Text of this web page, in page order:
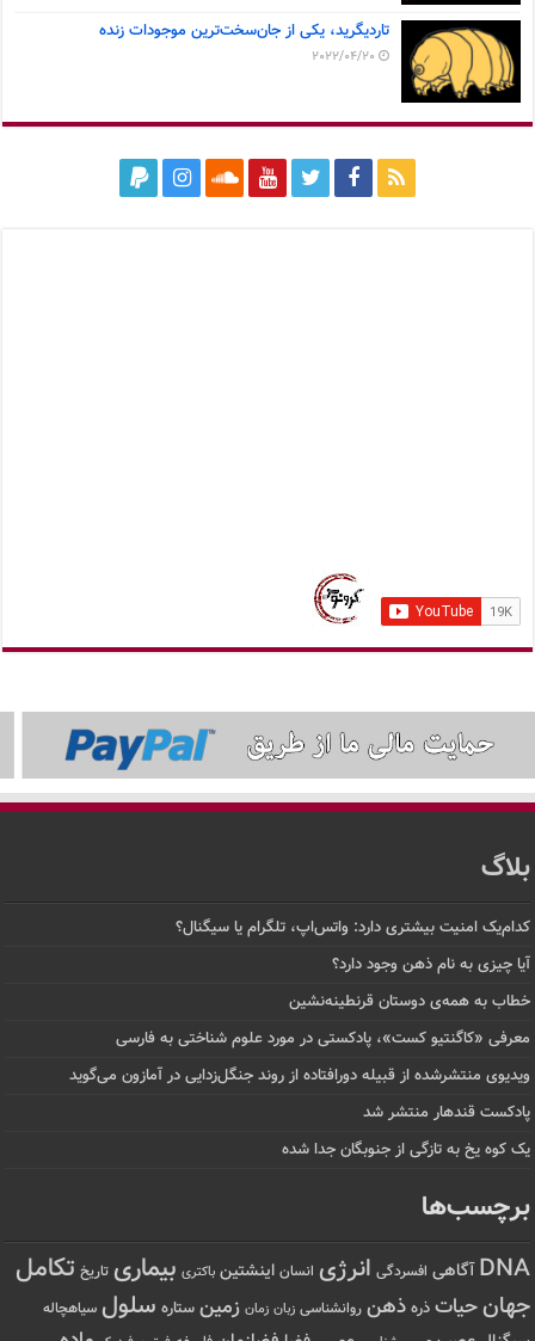
تاردیگرید، یکی از جان‌سخت‌ترین موجودات زنده
2022/04/20
بلاگ
کدام‌یک امنیت بیشتری دارد: واتس‌اپ، تلگرام یا سیگنال؟
آیا چیزی به نام ذهن وجود دارد؟
خطاب به همه‌ی دوستان قرنطینه‌نشین
معرفی «کاگنتیو کست»، پادکستی در مورد علوم شناختی به فارسی
ویدیوی منتشرشده از قبیله دورافتاده‌ از روند جنگل‌زدایی در آمازون می‌گوید
پادکست قندهار منتشر شد
یک کوه یخ به تازگی از جنوبگان جدا شده
برچسب‌ها
DNA آگاهی افسردگی انرژی انسان اینشتین باکتری بیماری تاریخ تکامل
جهانحیات ذره ذهن روانشناسی زبان زمان زمین ستاره سلول سیاهچاله